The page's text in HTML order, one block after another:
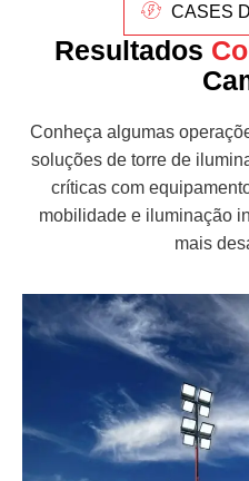
CASES
Resultados
Conheça algumas
soluções de torre de
críticas com
mobilidade e iluminação
mais